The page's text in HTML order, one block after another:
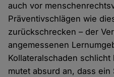
auch vor
Präventivschlägen wie
zurückschrecken – der
angemessenen
Kollateralschaden
mutet absurd an, dass